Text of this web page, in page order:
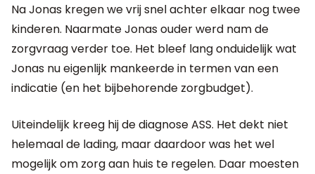
Na Jonas kregen we vrij snel achter elkaar nog twee
kinderen. Naarmate Jonas ouder werd nam de
zorgvraag verder toe. Het bleef lang onduidelijk wat
Jonas nu eigenlijk mankeerde in termen van een
indicatie (en het bijbehorende zorgbudget).
Uiteindelijk kreeg hij de diagnose ASS. Het dekt niet
helemaal de lading, maar daardoor was het wel
mogelijk om zorg aan huis te regelen. Daar moesten